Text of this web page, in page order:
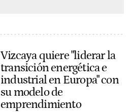
Vizcaya quiere "liderar la
transición energética e
industrial en Europa" con
su modelo de
emprendimiento